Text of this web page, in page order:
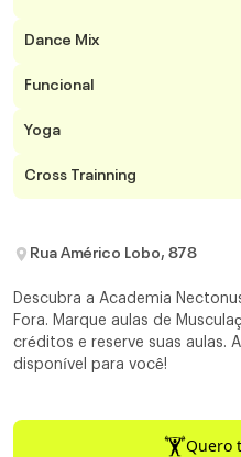
Dance Mix
Funcional
Yoga
Cross Trainning
Rua Américo Lobo, 878
Descubra a Academia
Fora. Marque aulas de
créditos e reserve suas aulas.
disponível para você!
Quero